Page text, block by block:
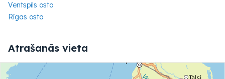
Ventspils osta
Rīgas osta
Atrašanās vieta